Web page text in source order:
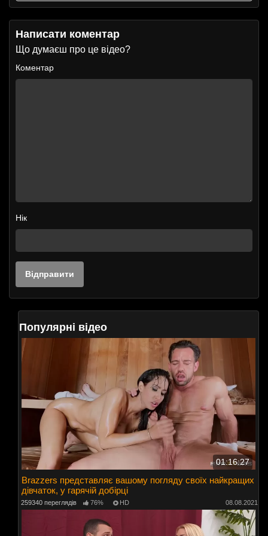
Написати коментар
Що думаєш про це відео?
Коментар
Нік
Популярні відео
01:16:27
Brazzers представляє вашому погляду своїх найкращих
дівчаток, у гарячій добірці
259340 переглядів 76% HD 08.08.2021